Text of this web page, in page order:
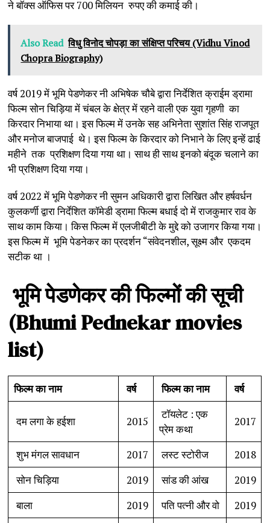
ने बॉक्स ऑफिस पर 700 मिलियन रुपए की कमाई की।
Also Read विधु विनोद चोपड़ा का संक्षिप्त परिचय (Vidhu Vinod
Chopra Biography)
वर्ष 2019 में भूमि पेडणेकर नी अभिषेक चौबे द्वारा निर्देशित क्राईम ड्रामा
फिल्म सोन चिड़िया में चंबल के क्षेत्र में रहने वाली एक युवा गृहणी का
किरदार निभाया था। इस फिल्म में उनके सह अभिनेता सुशांत सिंह राजपूत
और मनोज बाजपाई थे। इस फिल्म के किरदार को निभाने के लिए इन्हें ढाई
महीने तक प्रशिक्षण दिया गया था। साथ ही साथ इनको बंदूक चलाने का
भी प्रशिक्षण दिया गया।
वर्ष 2022 में भूमि पेडणेकर नी सुमन अधिकारी द्वारा लिखित और हर्षवर्धन
कुलकर्णी द्वारा निर्देशित कॉमेडी ड्रामा फिल्म बधाई दो में राजकुमार राव के
साथ काम किया। किस फिल्म में एलजीबीटी के मुद्दे को उजागर किया गया।
इस फिल्म में भूमि पेडनेकर का प्रदर्शन “संवेदनशील, सूक्ष्म और एकदम
सटीक था ।
भूमिपेडणेकरकीफिल्मोंकीसूची
(Bhumi Pednekar movies
list)
फिल्मकानाम वर्ष फिल्मकानाम वर्ष
दम लगा के हईशा 2015
टॉयलेट : एक
प्रेम कथा
2017
शुभ मंगल सावधान 2017 लस्ट स्टोरीज
2018
सोन चिड़िया
2019 सांड की आंख
2019
बाला
2019 पति पत्नी और वो
2019